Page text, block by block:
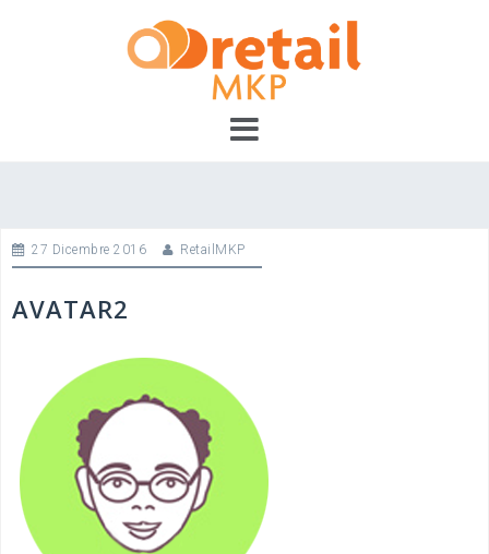
27 Dicembre 2016 RetailMKP
AVATAR2